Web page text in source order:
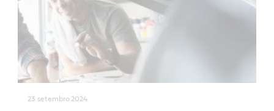
23 setembro 2024